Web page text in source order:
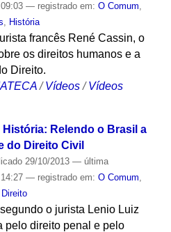
— registrado em: O Comum,
, História
francês René Cassin, o
os direitos humanos e a
Direito.
/Vídeos /Vídeos
História: Relendo o Brasil a
do Direito Civil
29/10/2013 — última
— registrado em: O Comum
Direito
o jurista Lenio Luiz
pelo direito penal e pelo